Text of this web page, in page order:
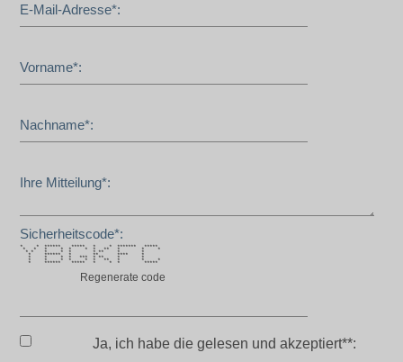
E-Mail-Adresse*:
Vorname*:
Nachname*:
Ihre Mitteilung*:
Sicherheitscode*:
* * ****** ***** * * ******* *****
* * * * * * * ** * * *
* * * * * * ** * *
* ****** * ** **** *
* * * * *** * ** * *
* * * * * * ** * * *
* ****** ***** * * * *****
Regenerate code
Ja, ich habe die gelesen und akzeptiert**: